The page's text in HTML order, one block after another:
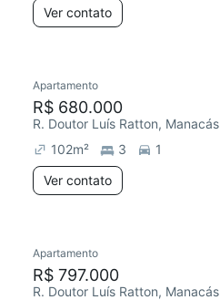
Ver contato
Apartamento
R$ 680.000
R. Doutor Luís Ratton, Manacás
102m² 3
1
Ver contato
Apartamento
R$ 797.000
R. Doutor Luís Ratton, Manacás